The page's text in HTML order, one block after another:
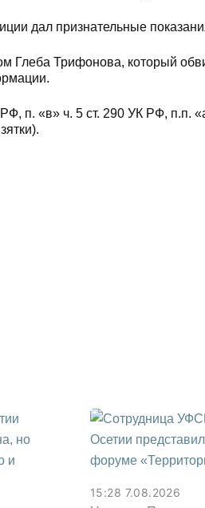
дал признательные
Глеба Трифонова, который
п. «в» ч. 5 ст. 290 УК РФ, п.п.
15:28 7.08.2026